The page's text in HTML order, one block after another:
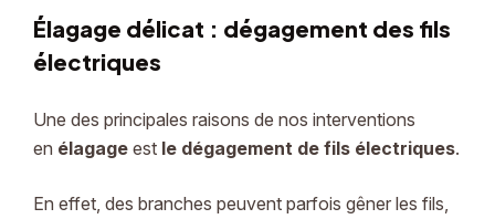
Élagage délicat : dégagement des fils
électriques
Une des principales raisons de nos interventions
en élagageest le dégagement de fils électriques.
En effet, des branches peuvent parfois gêner les fils,